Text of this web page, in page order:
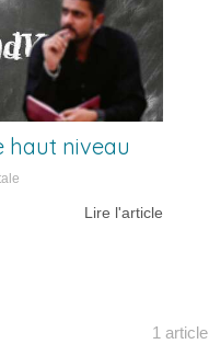
haut niveau
Lire l'article
1 article